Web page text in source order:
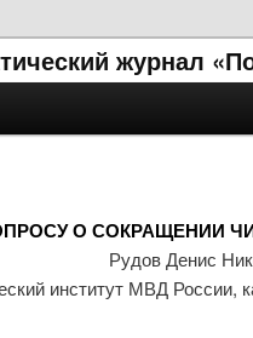
журнал
О СОКРАЩЕНИИ
Рудов Денис
институт МВД России,